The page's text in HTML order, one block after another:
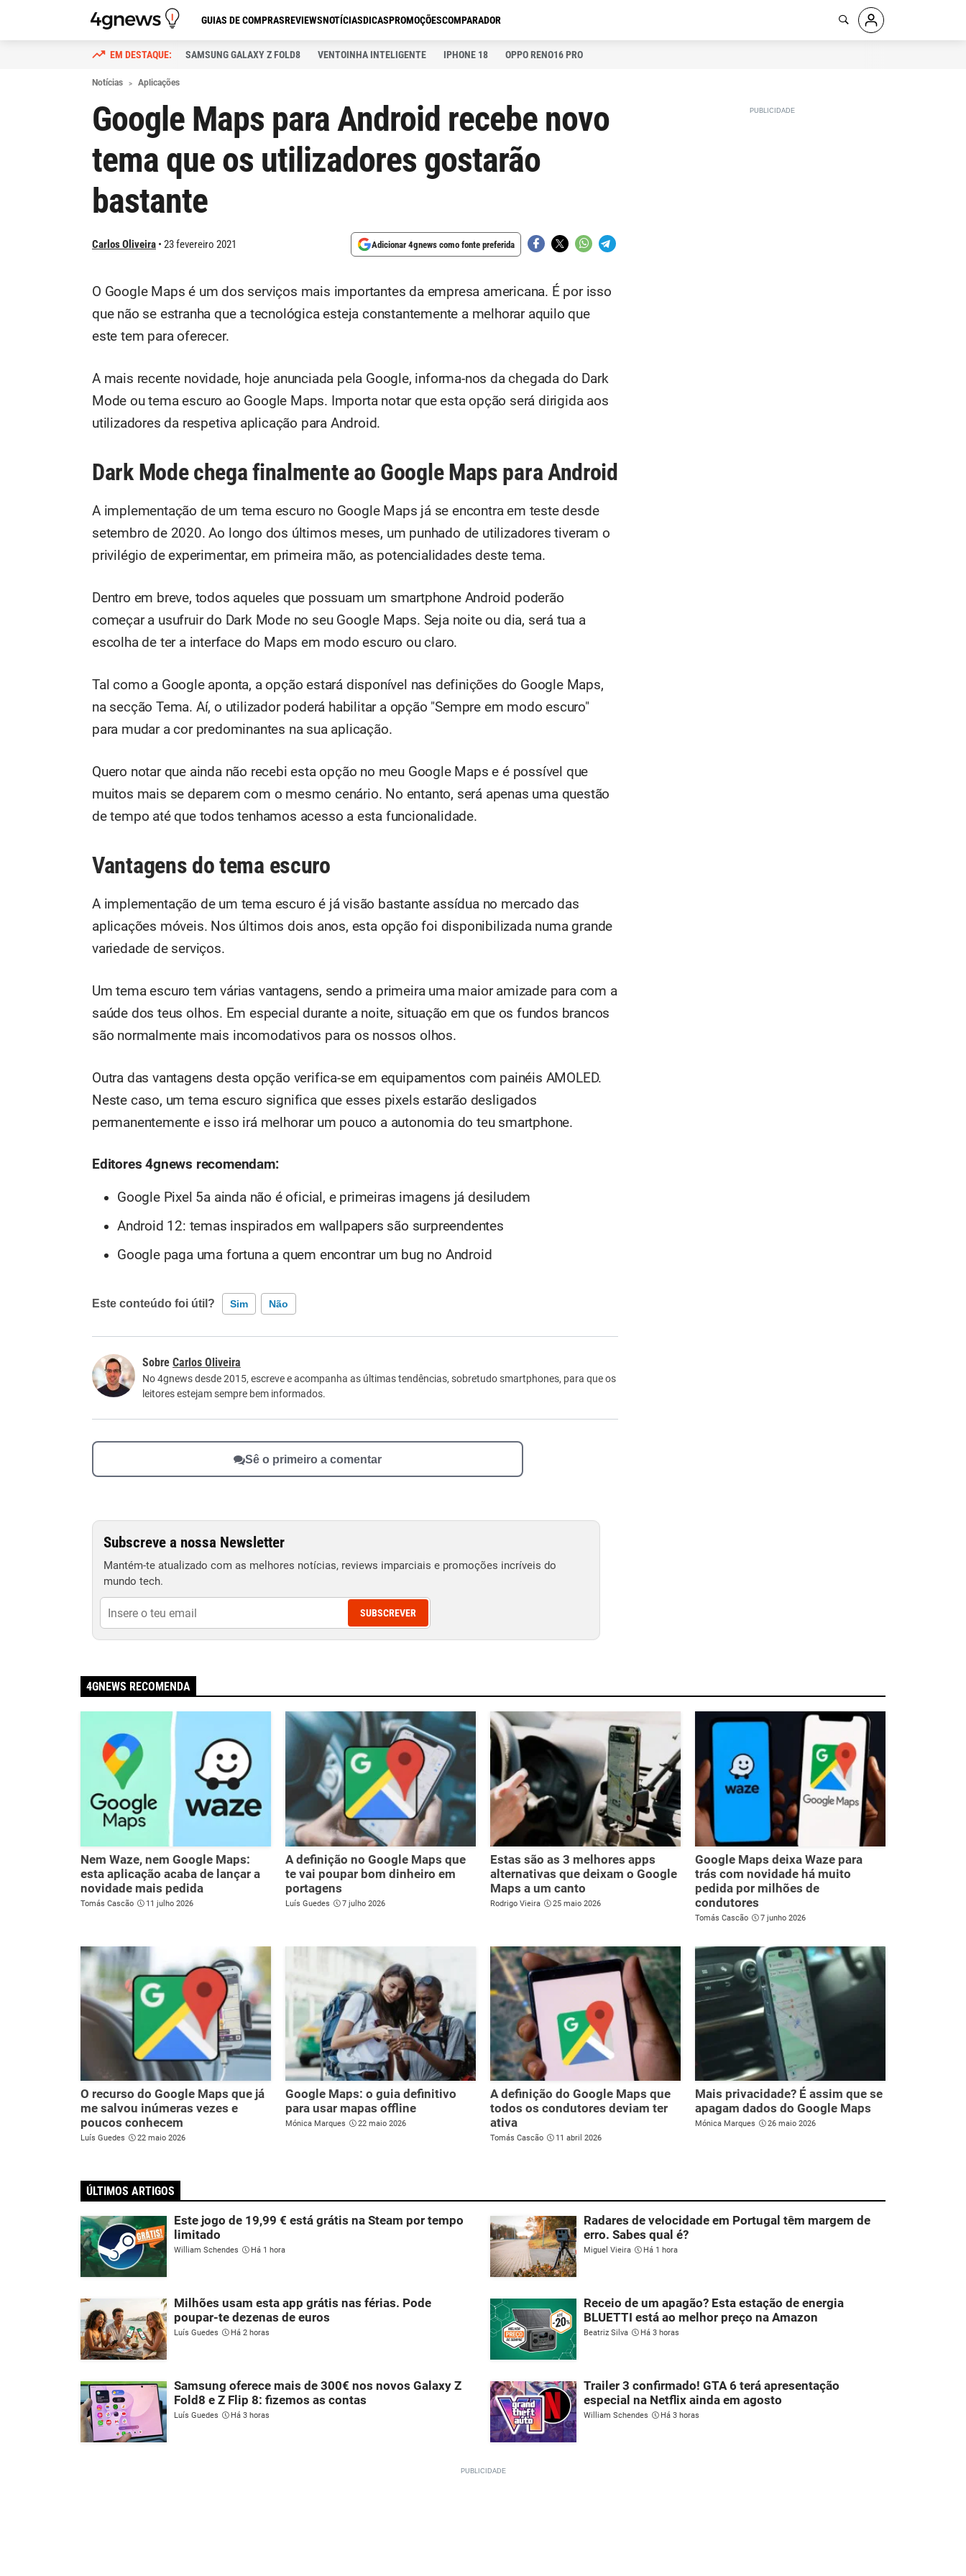
GUIAS DE COMPRASREVIEWSNOTÍCIASDICASPROMOÇÕESCOMPARADOR
SAMSUNG GALAXY Z FOLD8 VENTOINHA INTELIGENTE IPHONE 18 OPPO RENO16 PRO
Notícias Aplicações
Google Maps para Android recebe novo
tema que os utilizadores gostarão
bastante
Carlos Oliveira 23 fevereiro 2021 Adicionar 4gnews como fonte preferida
O Google Maps é um dos serviços mais importantes da empresa americana. É por isso
que não se estranha que a tecnológica esteja constantemente a melhorar aquilo que
este tem para oferecer.
A mais recente novidade, hoje anunciada pela Google, informa-nos da chegada do Dark
Mode ou tema escuro ao Google Maps. Importa notar que esta opção será dirigida aos
utilizadores da respetiva aplicação para Android.
Dark Mode chega finalmente ao Google Maps para Android
A implementação de um tema escuro no Google Maps já se encontra em teste desde
setembro de 2020. Ao longo dos últimos meses, um punhado de utilizadores tiveram o
privilégio de experimentar, em primeira mão, as potencialidades deste tema.
Dentro em breve, todos aqueles que possuam um smartphone Android poderão
começar a usufruir do Dark Mode no seu Google Maps. Seja noite ou dia, será tua a
escolha de ter a interface do Maps em modo escuro ou claro.
Tal como a Google aponta, a opção estará disponível nas definições do Google Maps,
na secção Tema. Aí, o utilizador poderá habilitar a opção "Sempre em modo escuro"
para mudar a cor predominantes na sua aplicação.
Quero notar que ainda não recebi esta opção no meu Google Maps e é possível que
muitos mais se deparem com o mesmo cenário. No entanto, será apenas uma questão
de tempo até que todos tenhamos acesso a esta funcionalidade.
Vantagens do tema escuro
A implementação de um tema escuro é já visão bastante assídua no mercado das
aplicações móveis. Nos últimos dois anos, esta opção foi disponibilizada numa grande
variedade de serviços.
Um tema escuro tem várias vantagens, sendo a primeira uma maior amizade para com a
saúde dos teus olhos. Em especial durante a noite, situação em que os fundos brancos
são normalmente mais incomodativos para os nossos olhos.
Outra das vantagens desta opção verifica-se em equipamentos com painéis AMOLED.
Neste caso, um tema escuro significa que esses pixels estarão desligados
permanentemente e isso irá melhorar um pouco a autonomia do teu smartphone.
Editores 4gnews recomendam:
Google Pixel 5a ainda não é oficial, e primeiras imagens já desiludem
Android 12: temas inspirados em wallpapers são surpreendentes
Google paga uma fortuna a quem encontrar um bug no Android
Este conteúdo foi útil? Sim Não
Este conteúdo não tem a informação que procuro
Carlos Oliveira
No 4gnews desde 2015, escreve e acompanha as últimas tendências, sobretudo smartphones, para que os
leitores estejam sempre bem informados.
Sê o primeiro a comentar
Subscreve a nossa Newsletter
Mantém-te atualizado com as melhores notícias, reviews imparciais e promoções incríveis do
mundo tech.
SUBSCREVER
4GNEWS RECOMENDA
Nem Waze, nem Google Maps:
esta aplicação acaba de lançar a
novidade mais pedida
Tomás Cascão 11 julho 2026
A definição no Google Maps que
te vai poupar bom dinheiro em
portagens
Luís Guedes 7 julho 2026
Estas são as 3 melhores apps
alternativas que deixam o Google
Maps a um canto
Rodrigo Vieira 25 maio 2026
Google Maps deixa Waze para
trás com novidade há muito
pedida por milhões de
condutores
Tomás Cascão 7 junho 2026
O recurso do Google Maps que já
me salvou inúmeras vezes e
poucos conhecem
Luís Guedes 22 maio 2026
Google Maps: o guia definitivo
para usar mapas offline
Mónica Marques 22 maio 2026
A definição do Google Maps que
todos os condutores deviam ter
ativa
Tomás Cascão 11 abril 2026
Mais privacidade? É assim que se
apagam dados do Google Maps
Mónica Marques 26 maio 2026
ÚLTIMOS ARTIGOS
Este jogo de 19,99 € está grátis na Steam por tempo
limitado
William Schendes Há 1 hora
Radares de velocidade em Portugal têm margem de
erro. Sabes qual é?
Miguel Vieira Há 1 hora
Milhões usam esta app grátis nas férias. Pode
poupar-te dezenas de euros
Luís Guedes Há 2 horas
Receio de um apagão? Esta estação de energia
BLUETTI está ao melhor preço na Amazon
Beatriz Silva Há 3 horas
Samsung oferece mais de 300€ nos novos Galaxy Z
Fold8 e Z Flip 8: fizemos as contas
Luís Guedes Há 3 horas
Trailer 3 confirmado! GTA 6 terá apresentação
especial na Netflix ainda em agosto
William Schendes Há 3 horas